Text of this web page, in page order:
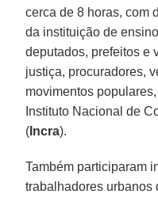
cerca de 8 horas, com
da instituição de
deputados, prefeitos e
justiça, procuradores,
movimentos
Instituto Nacional de
( Incra).
Também participaram
trabalhadores urbanos